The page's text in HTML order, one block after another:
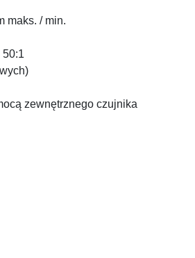
maks. / min.
50:1
zewnętrznego czujnika